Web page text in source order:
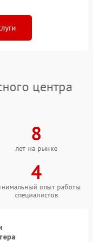
центра
8
лет на рынке
4
опыт работы
специалистов